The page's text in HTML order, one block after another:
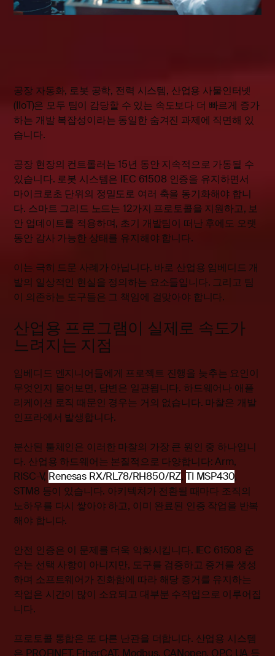
공장 자동화, 로봇 공학, 전력 시스템, 산업용 사물인터넷
(IIoT)은 모두 팀이 감당할 수 있는 속도보다 더 빠르게 증가
하는 개발 복잡성이라는 동일한 숨겨진 과제에 직면해 있
습니다.
공장 현장의 컨트롤러는 15년 동안 지속적으로 가동될 수
있습니다. 로봇 시스템은 IEC 61508 인증을 유지하면서
마이크로초 단위의 정밀도로 여러 축을 동기화해야 합니
다. 스마트 그리드 노드는 12가지 프로토콜을 지원하고, 보
안 업데이트를 적용하며, 초기 개발팀이 떠난 후에도 오랫
동안 감사 가능한 상태를 유지해야 합니다.
이는 극히 드문 사례가 아닙니다. 바로 산업용 임베디드 개
발의 일상적인 현실을 정의하는 요소들입니다. 그리고 팀
이 의존하는 도구들은 그 책임에 걸맞아야 합니다.
산업용 프로그램이 실제로 속도가
느려지는 지점
임베디드 엔지니어들에게 프로젝트 진행을 늦추는 요인이
무엇인지 물어보면, 답변은 일관됩니다. 하드웨어나 애플
리케이션 로직 때문인 경우는 거의 없습니다. 마찰은 개발
인프라에서 발생합니다.
분산된 툴체인은 이러한 마찰의 가장 큰 원인 중 하나입니
다. 산업용 하드웨어는 본질적으로 다양합니다: Arm,
RISC-V, Renesas RX/RL78/RH850/RZ, TI MSP430,
STM8 등이 있습니다. 아키텍처가 전환될 때마다 조직의
노하우를 다시 쌓아야 하고, 이미 완료된 인증 작업을 반복
해야 합니다.
안전 인증은 이 문제를 더욱 악화시킵니다. IEC 61508 준
수는 선택 사항이 아니지만, 도구를 검증하고 증거를 생성
하며 소프트웨어가 진화함에 따라 해당 증거를 유지하는
작업은 시간이 많이 소요되고 대부분 수작업으로 이루어집
니다.
프로토콜 통합은 또 다른 난관을 더합니다. 산업용 시스템
은 PROFINET, EtherCAT, Modbus, CANopen, OPC UA 등